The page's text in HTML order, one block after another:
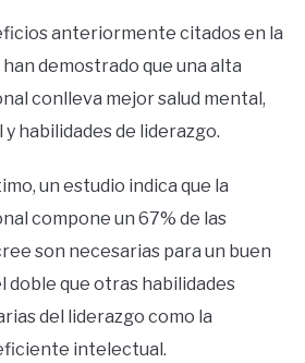
anteriormente citados en la
demostrado que una alta
conlleva mejor salud mental,
habilidades de liderazgo.
un estudio indica que la
compone un 67% de las
son necesarias para un buen
doble que otras habilidades
del liderazgo como la
intelectual.